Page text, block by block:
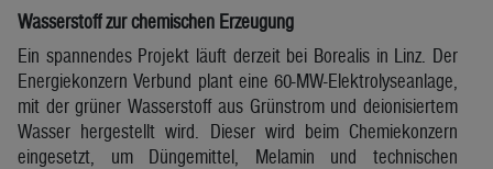
Wasserstoff zur chemischen Erzeugung
Ein spannendes Projekt läuft derzeit bei Borealis in Linz. Der
Energiekonzern Verbund plant eine 60-MW-Elektrolyseanlage,
mit der grüner Wasserstoff aus Grünstrom und deionisiertem
Wasser hergestellt wird. Dieser wird beim Chemiekonzern
eingesetzt, um Düngemittel, Melamin und technischen